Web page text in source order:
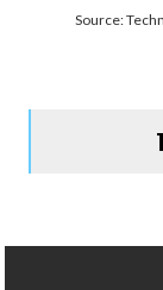
Source: